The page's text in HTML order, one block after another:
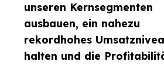
unseren Kernsegmenten
ausbauen, ein nahezu
rekordhohes
halten und die